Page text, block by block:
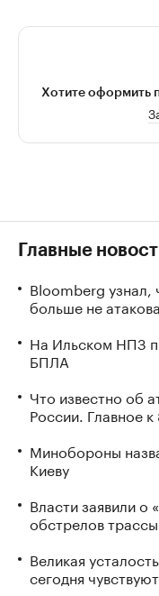
Хотите оформить
Главные
Bloomberg
больше не
На Ильском НПЗ
БПЛА
Что известно об
России. Главное к
Минобороны
Киеву
Власти заявили о
обстрелов
Великая
сегодня